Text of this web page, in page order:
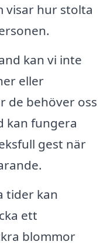
visar hur stolta
kan vi inte
eller
de behöver oss
kan fungera
gest när
tider kan
ett
blommor